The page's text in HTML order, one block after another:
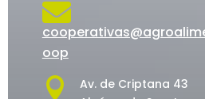

oop

Av. de Criptana 43